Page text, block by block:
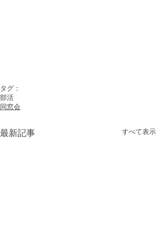
タグ：
部活
同窓会
最新記事 すべて表示